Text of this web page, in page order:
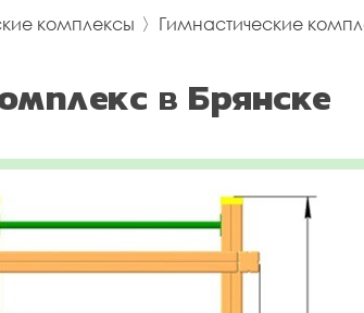
комплексы 〉 Гимнастические
в Брянске